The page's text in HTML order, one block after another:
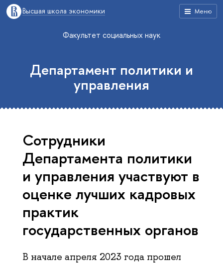
Меню
Высшая школа экономики
Факультет социальных наук
Департамент политики и
управления
Сотрудники
Департамента политики
и управления участвуют в
оценке лучших кадровых
практик
государственных органов
В начале апреля 2023 года прошел